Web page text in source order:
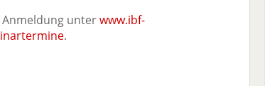
unterwww.ibf-
.